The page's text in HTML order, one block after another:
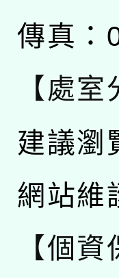
傳真：
【處室
建議瀏
網站維
【個資